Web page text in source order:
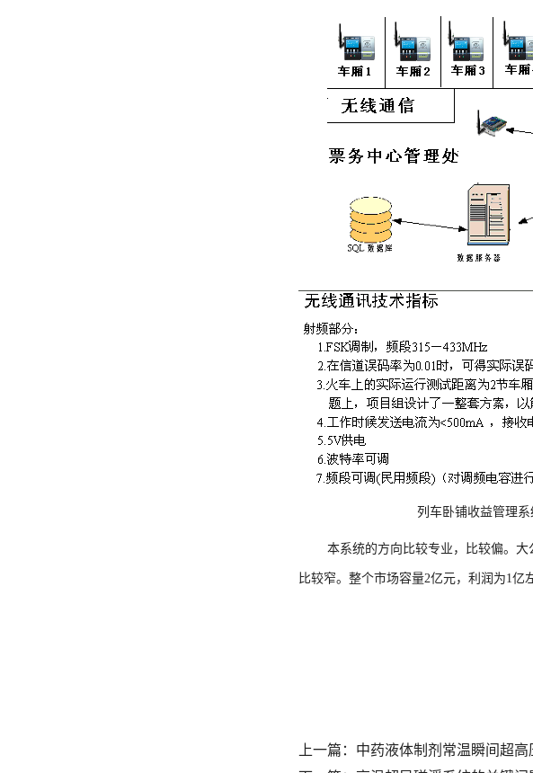
列车卧铺收益管理系统
本系统的方向比较专业，比较偏。
比较窄。整个市场容量2亿元，利润为1亿
上一篇： 中药液体制剂常温瞬间超